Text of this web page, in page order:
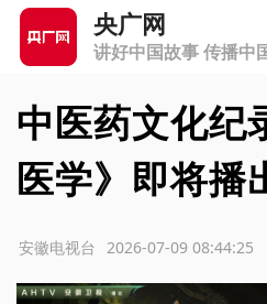
央广网
讲好中国故事 传播中
中医药文化纪
医学》即将播
2026-07-09 08:44:25
安徽电视台